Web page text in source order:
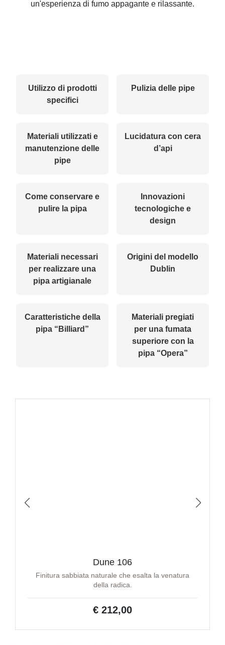
un'esperienza di fumo appagante e rilassante.
Utilizzo di prodotti
specifici
Pulizia delle pipe
Materiali utilizzati e
manutenzione delle
pipe
Lucidatura con cera
d’api
Come conservare e
pulire la pipa
Innovazioni
tecnologiche e
design
Materiali necessari
per realizzare una
pipa artigianale
Origini del modello
Dublin
Caratteristiche della
pipa “Billiard”
Materiali pregiati
per una fumata
superiore con la
pipa “Opera”
Dune 106
Finitura sabbiata naturale che esalta la venatura
della radica.
€ 212,00